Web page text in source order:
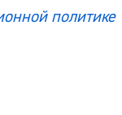
политике